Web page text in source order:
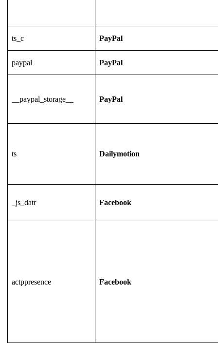
ts_c PayPal
paypal PayPal
__paypal_storage__ PayPal
ts Dailymotion
_js_datr Facebook
actppresence Facebook